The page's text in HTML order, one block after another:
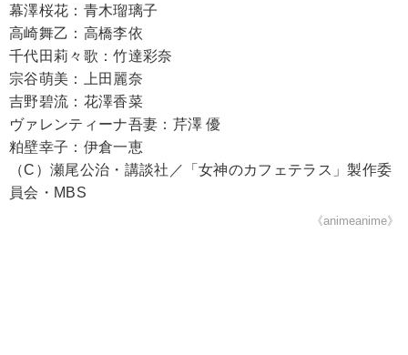
幕澤桜花：青木瑠璃子
高崎舞乙：高橋李依
千代田莉々歌：竹達彩奈
宗谷萌美：上田麗奈
吉野碧流：花澤香菜
ヴァレンティーナ吾妻：芹澤 優
粕壁幸子：伊倉一恵
（C）瀬尾公治・講談社／「女神のカフェテラス」製作委
員会・MBS
《animeanime》